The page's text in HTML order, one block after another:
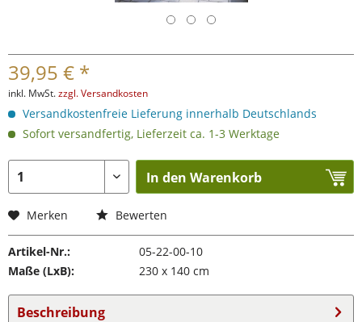
39,95 € *
inkl. MwSt.zzgl. Versandkosten
Versandkostenfreie Lieferung innerhalb Deutschlands
Sofort versandfertig, Lieferzeit ca. 1-3 Werktage
In den Warenkorb
Merken Bewerten
Artikel-Nr.:
05-22-00-10
Maße (LxB):
230 x 140 cm
Beschreibung